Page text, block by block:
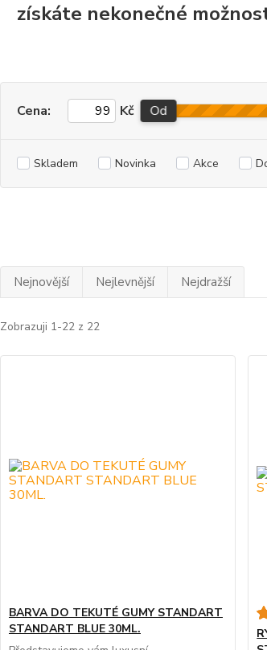
získáte nekonečné
Cena: Kč Od
Skladem Novinka Akce
Nejnovější Nejlevnější Nejdražší
Zobrazuji 1-22 z 22
BARVA DO TEKUTÉ GUMY STANDART
STANDART BLUE 30ML.